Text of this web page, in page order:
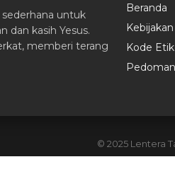
sederhana untuk
dan kasih Yesus.
memberi terang
Beranda
Kode
© 2025 Lentera